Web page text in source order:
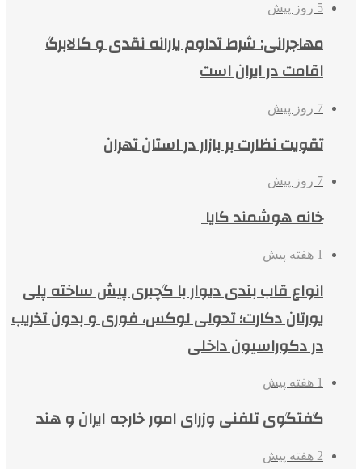
5 روز پیش
مهاجرانی: شرط تداوم یارانه نقدی و کالابرگ
اقامت در ایران است
7 روز پیش
تقویت نظارت بر بازار در استان تهران
7 روز پیش
خانه هوشمند کایا
1 هفته پیش
انواع قاب بندی دیوار با گچبری پیش ساخته پلی
یورتان دکارت؛ تحولی لوکس، فوری و بدون تخریب
در دکوراسیون داخلی
1 هفته پیش
گفتگوی تلفنی وزرای امور خارجه ایران و هند
2 هفته پیش